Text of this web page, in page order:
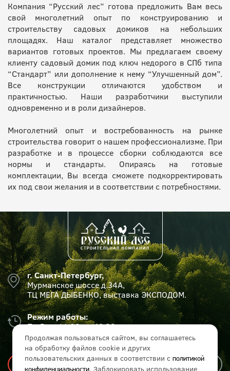
Компания “Русский лес” готова предложить Вам весь
свой многолетний опыт по конструированию и
строительству садовых домиков на небольших
площадях. Наш каталог представляет множество
вариантов готовых проектов. Мы предлагаем своему
клиенту садовый домик под ключ недорого в СПб типа
“Стандарт” или дополнение к нему “Улучшенный дом”.
Все конструкции отличаются удобством и
практичностью. Наши разработчики выступили
одновременно и в роли дизайнеров.
Многолетний опыт и востребованность на рынке
строительства говорит о нашем профессионализме. При
разработке и в процессе сборки соблюдаются все
нормы и стандарты. Опираясь на готовые
комплектации, Вы всегда сможете подкорректировать
их под свои желания и в соответствии с потребностями.
г. Санкт-Петербург,
Мурманское шоссе д.34А,
ТЦ МЕГА ДЫБЕНКО, выставка ЭКСПОДОМ.
Режим работы:
Пн-Вс с 11:00 до 19:00
Продолжая пользоваться сайтом, вы соглашаетесь
на обработку файлов cookie и других
пользовательских данных в соответствии с политикой
. Заблокировать использование